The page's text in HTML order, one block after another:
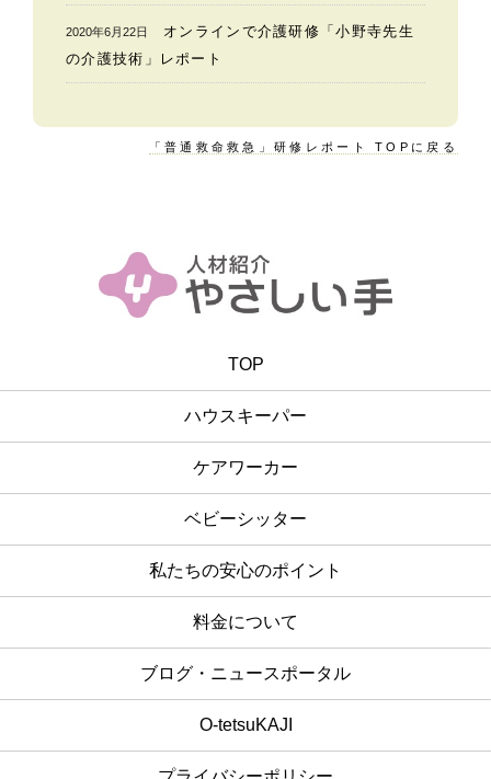
2020年6月22日
オンラインで介護研修「小野寺先生
の介護技術」レポート
「普通救命救急」研修レポート TOPに戻る
TOP
ハウスキーパー
ケアワーカー
ベビーシッター
私たちの安心のポイント
料金について
ブログ・ニュースポータル
O-tetsuKAJI